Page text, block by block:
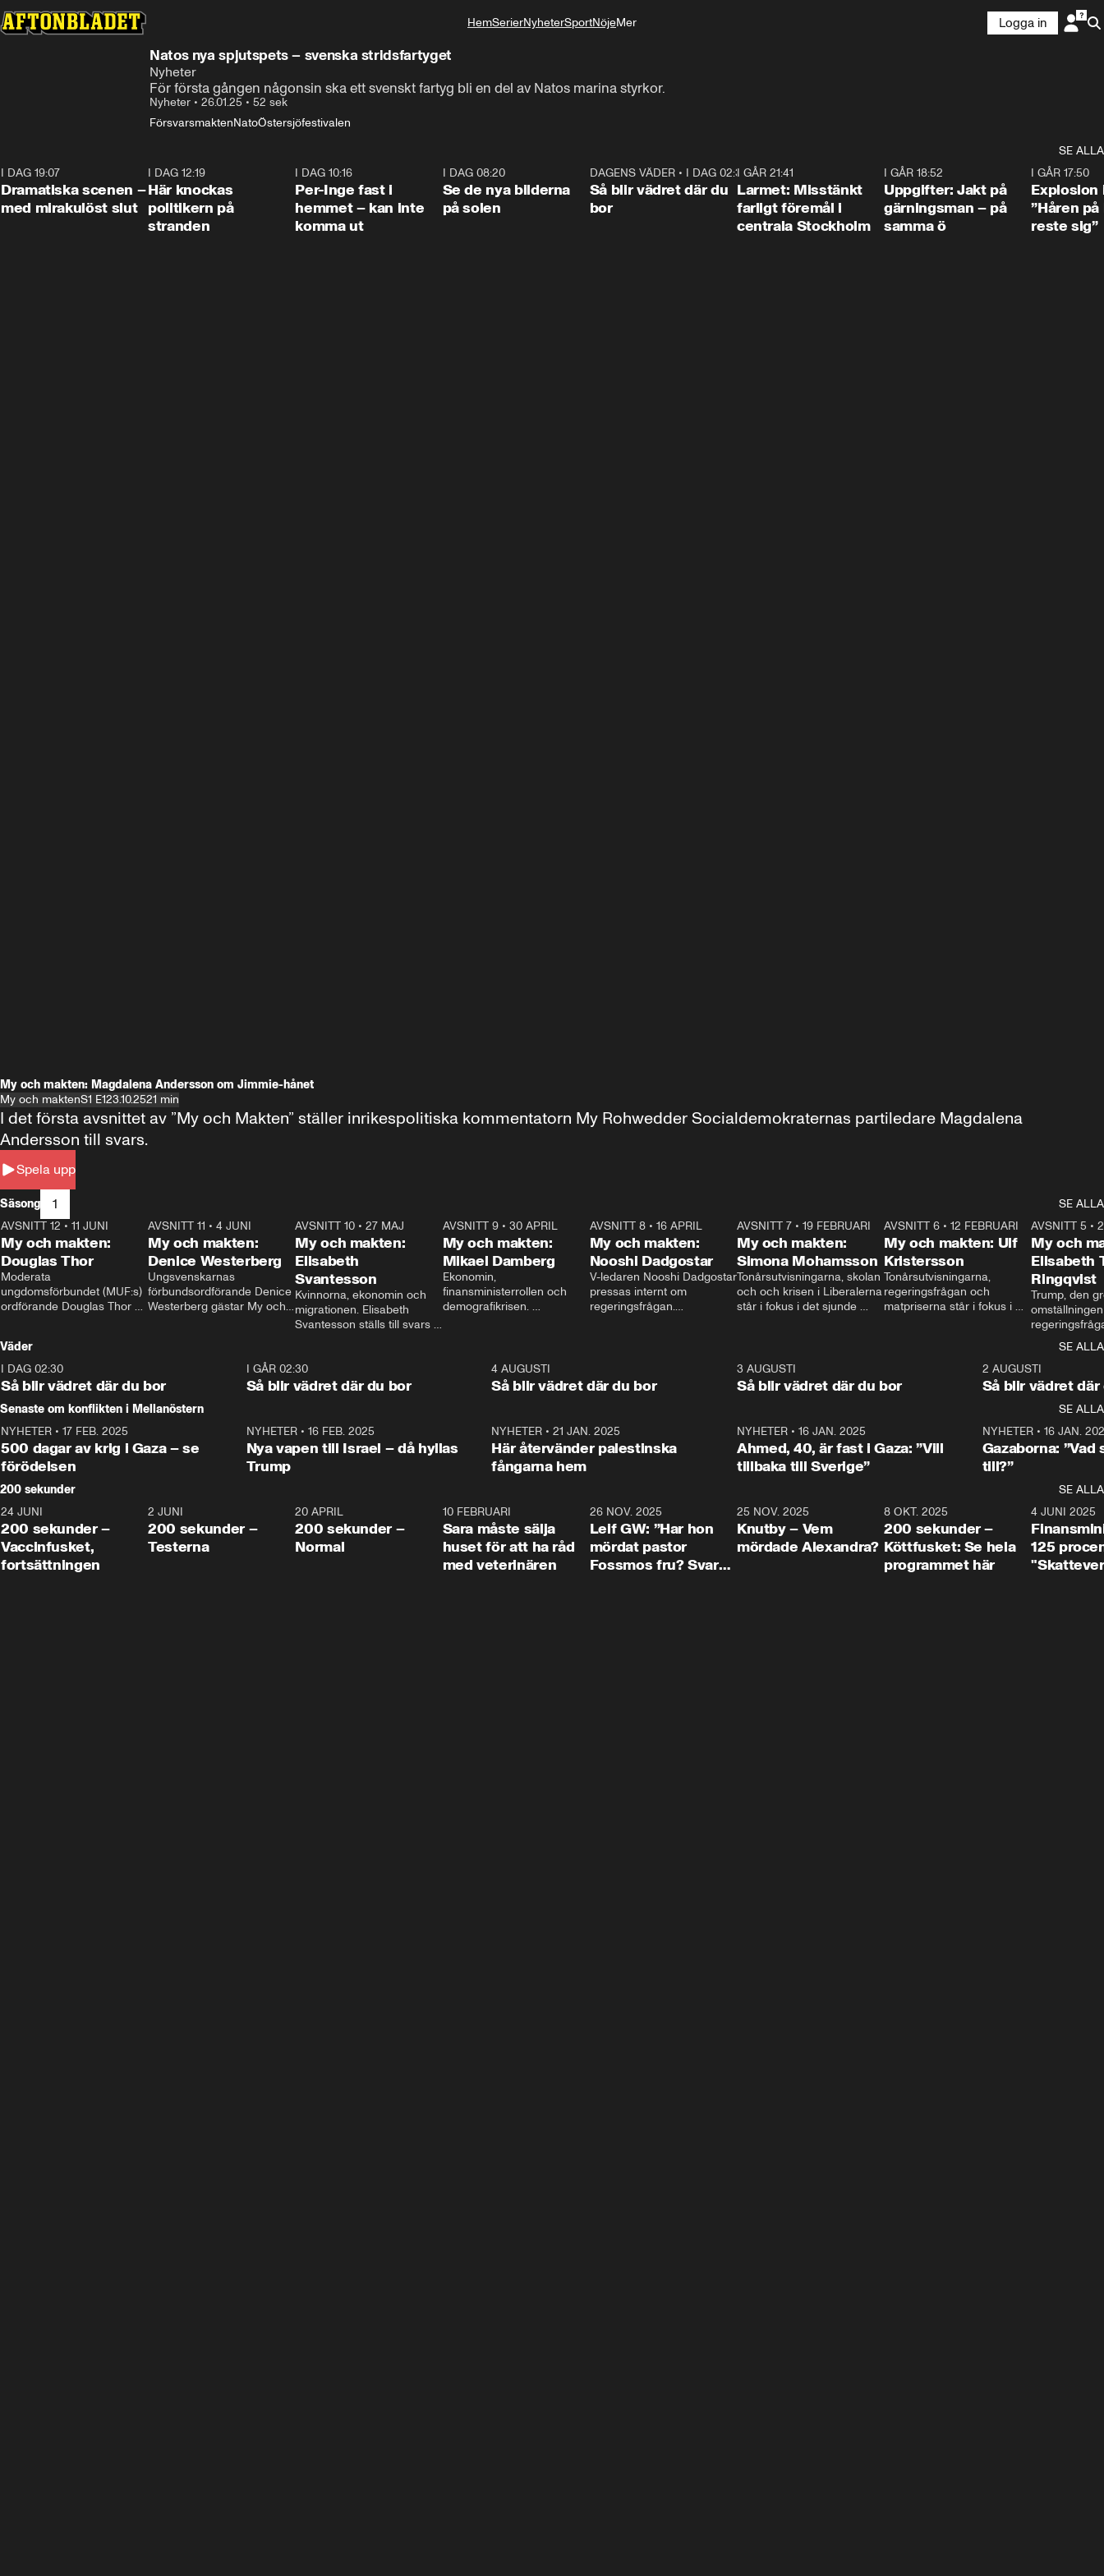
Det här är det
HemSerierNyheterSportNöjeMer
Logga in
Natos nya spjutspets – svenska stridsfartyget
Nyheter
För första gången någonsin ska ett svenskt fartyg bli en del av Natos marina styrkor.
Nyheter • 26.01.25 • 52 sek
FörsvarsmaktenNatoÖstersjöfestivalen
SE ALLA
I DAG 19:07
Dramatiska scenen –
med mirakulöst slut
I DAG 12:19
Här knockas
politikern på
stranden
I DAG 10:16
Per-Inge fast i
hemmet – kan inte
komma ut
I DAG 08:20
Se de nya bilderna
på solen
1:06
DAGENS VÄDER• I DAG 02:30
Så blir vädret där du
bor
I GÅR 21:41
Larmet: Misstänkt
farligt föremål i
centrala Stockholm
I GÅR 18:52
Uppgifter: Jakt på
gärningsman – på
samma ö
I GÅR 17:50
Explosion
”Håren
reste sig”
My och makten: Magdalena Andersson om Jimmie-hånet
My och maktenS1 E123.10.2521 min
Spela upp
I det första avsnittet av ”My och Makten” ställer inrikespolitiska kommentatorn My Rohwedder Socialdemokraternas partiledare Magdalena
Andersson till svars.
Säsong 1
SE ALLA
26:27
AVSNITT 12 • 11 JUNI
My och makten:
Douglas Thor
Moderata
ungdomsförbundet (MUF:s)
ordförande Douglas Thor
tonårsutvisningarna och hur
Moderaterna ska locka
väljare till valet i höst.
23:40
AVSNITT 11 •4 JUNI
My och makten:
Denice Westerberg
Ungsvenskarnas
förbundsordförande Denice
Westerberg gästar My och
AVSNITT 10 •27 MAJ
My och makten:
Elisabeth
Svantesson
Kvinnorna, ekonomin och
migrationen. Elisabeth
Svantesson ställs till svars
AVSNITT 9• 30 APRIL
My och makten:
Mikael Damberg
Ekonomin,
finansministerrollen och
demografikrisen.
och Makten.
AVSNITT 8• 16 APRIL
My och makten:
Nooshi Dadgostar
V-ledaren Nooshi Dadgostar
pressas internt om
regeringsfrågan.
– Vi ställer upp i val. Ska vi
vara med så sitter vi förstås
24:30
AVSNITT 7• 19 FEBRUARI
My och makten:
Simona Mohamsson
Tonårsutvisningarna, skolan
och och krisen i Liberalerna
står i fokus i det sjunde
kommentator My
Rohwedder ställer
utbildnings- och
Mohamsson till svars.
27:30
AVSNITT 6 •12 FEBRUARI
My och makten: Ulf
Kristersson
Tonårsutvisningarna,
regeringsfrågan och
matpriserna står i fokus i
Rohwedder ställer
statsminister Ulf Kristersson
AVSNITT 5 •
My och
Elisabeth
Ringqvist
Trump, den
centrum i
avsnittet av
Makten”. Se
Aftonbladets
Rohwedder
Thand Ring
Väder
SE ALLA
I DAG 02:30
Så blir vädret där du bor
1:06
I GÅR 02:30
Så blir vädret där du bor
4 AUGUSTI
Så blir vädret där du bor
3 AUGUSTI
Så blir vädret där du bor
2 AUGUSTI
Så blir vädret där
Senaste om konflikten i Mellanöstern
SE ALLA
NYHETER • 17 FEB. 2025
500 dagar av krig i Gaza – se
förödelsen
NYHETER• 16 FEB. 2025
Nya vapen till Israel – då hyllas
Trump
NYHETER •21 JAN. 2025
Här återvänder palestinska
fångarna hem
NYHETER• 16 JAN. 2025
Ahmed, 40, är fast i Gaza: ”Vill
tillbaka till Sverige”
NYHETER• 16 JAN.
Gazaborna:
till?”
200 sekunder
SE ALLA
5:00
24 JUNI
200 sekunder –
Vaccinfusket,
fortsättningen
4:23
2 JUNI
200 sekunder –
Testerna
20 APRIL
200 sekunder –
Normal
10 FEBRUARI
Sara måste sälja
huset för att ha råd
med veterinären
26 NOV. 2025
Leif GW: ”Har hon
mördat pastor
Fossmos fru? Svar
31:05
25 NOV. 2025
Knutby – Vem
mördade Alexandra?
4:29
8 OKT. 2025
200 sekunder –
Köttfusket: Se hela
programmet här
4 JUNI 2025
125